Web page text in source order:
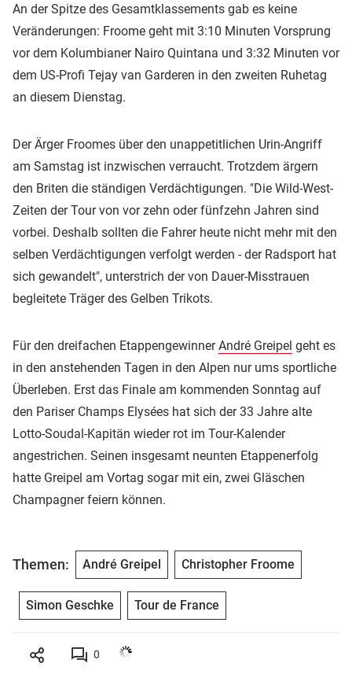
An der Spitze des Gesamtklassements gab es keine
Veränderungen: Froome geht mit 3:10 Minuten Vorsprung
vor dem Kolumbianer Nairo Quintana und 3:32 Minuten vor
dem US-Profi Tejay van Garderen in den zweiten Ruhetag
an diesem Dienstag.
Der Ärger Froomes über den unappetitlichen Urin-Angriff
am Samstag ist inzwischen verraucht. Trotzdem ärgern
den Briten die ständigen Verdächtigungen. "Die Wild-West-
Zeiten der Tour von vor zehn oder fünfzehn Jahren sind
vorbei. Deshalb sollten die Fahrer heute nicht mehr mit den
selben Verdächtigungen verfolgt werden - der Radsport hat
sich gewandelt", unterstrich der von Dauer-Misstrauen
begleitete Träger des Gelben Trikots.
Für den dreifachen EtappengewinnerAndré Greipel geht es
in den anstehenden Tagen in den Alpen nur ums sportliche
Überleben. Erst das Finale am kommenden Sonntag auf
den Pariser Champs Elysées hat sich der 33 Jahre alte
Lotto-Soudal-Kapitän wieder rot im Tour-Kalender
angestrichen. Seinen insgesamt neunten Etappenerfolg
hatte Greipel am Vortag sogar mit ein, zwei Gläschen
Champagner feiern können.
Themen: André Greipel Christopher Froome
Simon Geschke Tour de France
0